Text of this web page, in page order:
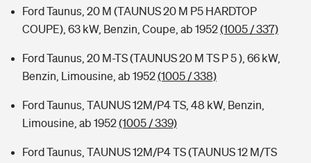
Ford Taunus, 20 M (TAUNUS 20 M P5 HARDTOP
COUPE), 63 kW, Benzin, Coupe, ab 1952(1005 / 337)
Ford Taunus, 20 M-TS (TAUNUS 20 M TS P 5 ), 66 kW,
Benzin, Limousine, ab 1952(1005 / 338)
Ford Taunus, TAUNUS 12M/P4 TS, 48 kW, Benzin,
Limousine, ab 1952(1005 / 339)
Ford Taunus, TAUNUS 12M/P4 TS (TAUNUS 12 M/TS